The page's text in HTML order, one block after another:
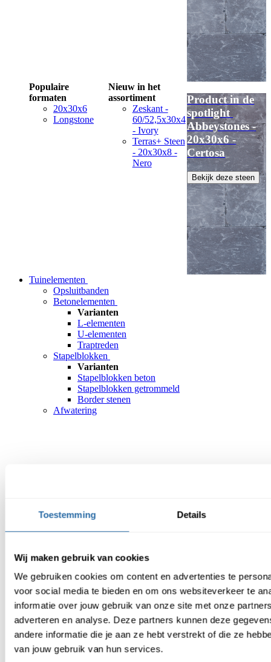
Toestemming Details
Wij maken gebruik van cookies
We gebruiken cookies om content en advertenties te
voor social media te bieden en om ons websiteverkeer te
informatie over jouw gebruik van onze site met onze
adverteren en analyse. Deze partners kunnen deze
andere informatie die je aan ze hebt verstrekt of die ze
van jouw gebruik van hun services.
Populaire
formaten
20x30x6
Longstone
Nieuw in het
assortiment
Zeskant -
60/52,5x30x4
- Ivory
Terras+ Steen
- 20x30x8 -
Nero
Product in de
spotlight
Abbeystones -
20x30x6 -
Certosa
Bekijk deze steen
Tuinelementen
Opsluitbanden
Betonelementen
Varianten
L-elementen
U-elementen
Traptreden
Stapelblokken
Varianten
Stapelblokken beton
Stapelblokken getrommeld
Border stenen
Afwatering
Grind
Zand
Split
Halfverharding
Grindmatten
Populair grind
Limburgs
grind 8-16
Populair split
Basalt split 2-
8 mm 25 kg